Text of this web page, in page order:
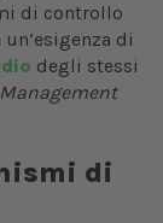
di controllo
di
degli stessi
di